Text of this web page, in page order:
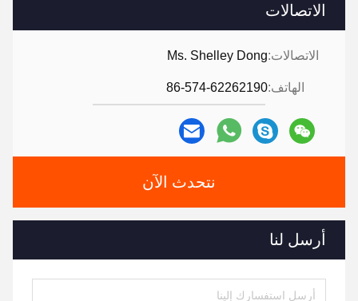
الاتصالات
الاتصالات:Ms. Shelley Dong
الهاتف:86-574-62262190
نتحدث الآن
أرسل لنا